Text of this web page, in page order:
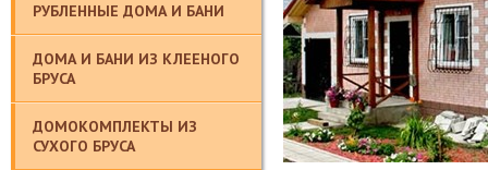
РУБЛЕННЫЕ ДОМА И БАНИ
ДОМА И БАНИ ИЗ КЛЕЕНОГО
БРУСА
ДОМОКОМПЛЕКТЫ ИЗ
СУХОГО БРУСА